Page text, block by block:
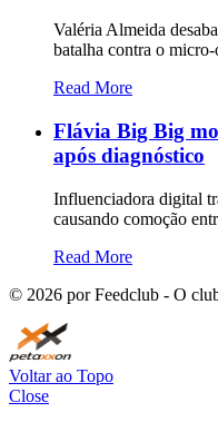
Valéria Almeida
batalha contra o
Read More
Flávia Big Big
após diagnóstico
Influenciadora digital
causando comoção
Read More
© 2026 por Feedclub - O
Voltar ao Topo
Close